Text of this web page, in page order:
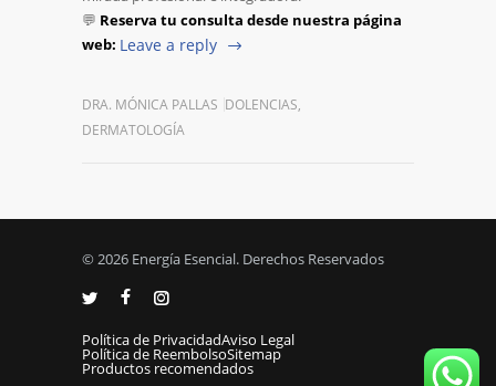
💬 Reserva tu consulta desde nuestra página
web: Leave a reply
DRA. MÓNICA PALLAS DOLENCIAS,
DERMATOLOGÍA
© 2026 Energía Esencial. Derechos Reservados
Política de PrivacidadAviso Legal
Política de ReembolsoSitemap
Productos recomendados